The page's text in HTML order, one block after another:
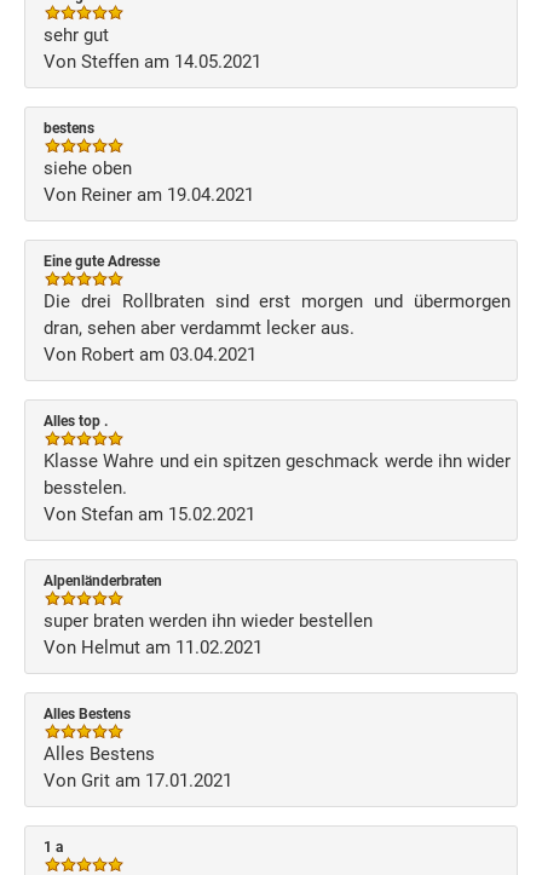
sehr gut
Von Steffen am 14.05.2021
bestens
siehe oben
Von Reiner am 19.04.2021
Eine gute Adresse
Die drei Rollbraten sind erst morgen und übermorgen
dran, sehen aber verdammt lecker aus.
Von Robert am 03.04.2021
Alles top .
Klasse Wahre und ein spitzen geschmack werde ihn wider
besstelen.
Von Stefan am 15.02.2021
Alpenländerbraten
super braten werden ihn wieder bestellen
Von Helmut am 11.02.2021
Alles Bestens
Alles Bestens
Von Grit am 17.01.2021
1 a